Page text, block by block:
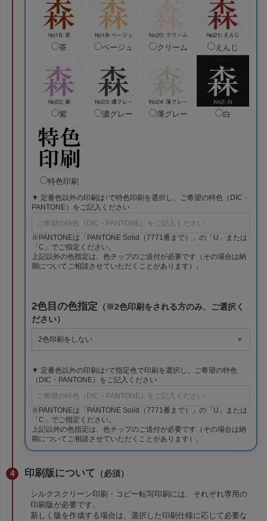
茶 ベージュ クリーム えんじ
紫 濃グレー 薄グレー 白
特色印刷
▼ 定番色以外の印刷は↑で特色印刷を選択し、ご希望の特色（DIC・
PANTONE）をご記入ください
※PANTONEは「PANTONE Solid（7771番まで）」の「U」または
「C」でご指定ください。
上記以外の色指定は、色チップのご送付が必要です（その場合は納
期についてご相談させていただくことがあります）。
2色目の色指定 （※2色印刷をされる方のみ、ご選択く
ださい）
▼ 定番色以外の印刷は↑で指定色で印刷を選択し、ご希望の特色
（DIC・PANTONE）をご記入ください
※PANTONEは「PANTONE Solid（7771番まで）」の「U」または
「C」でご指定ください。
上記以外の色指定は、色チップのご送付が必要です（その場合は納
期についてご相談させていただくことがあります）。
印刷版について （必須）
シルクスクリーン印刷・コピー転写印刷には、それぞれ専用の
印刷版が必要です。
新しく版を作成する場合は、選択した印刷仕様に応じて必要な